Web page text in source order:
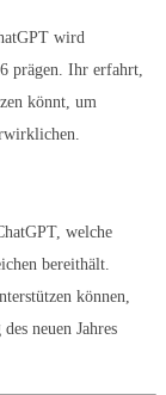
wird
prägen. Ihr erfahrt,
könnt, um
welche
bereithält.
können,
neuen Jahres